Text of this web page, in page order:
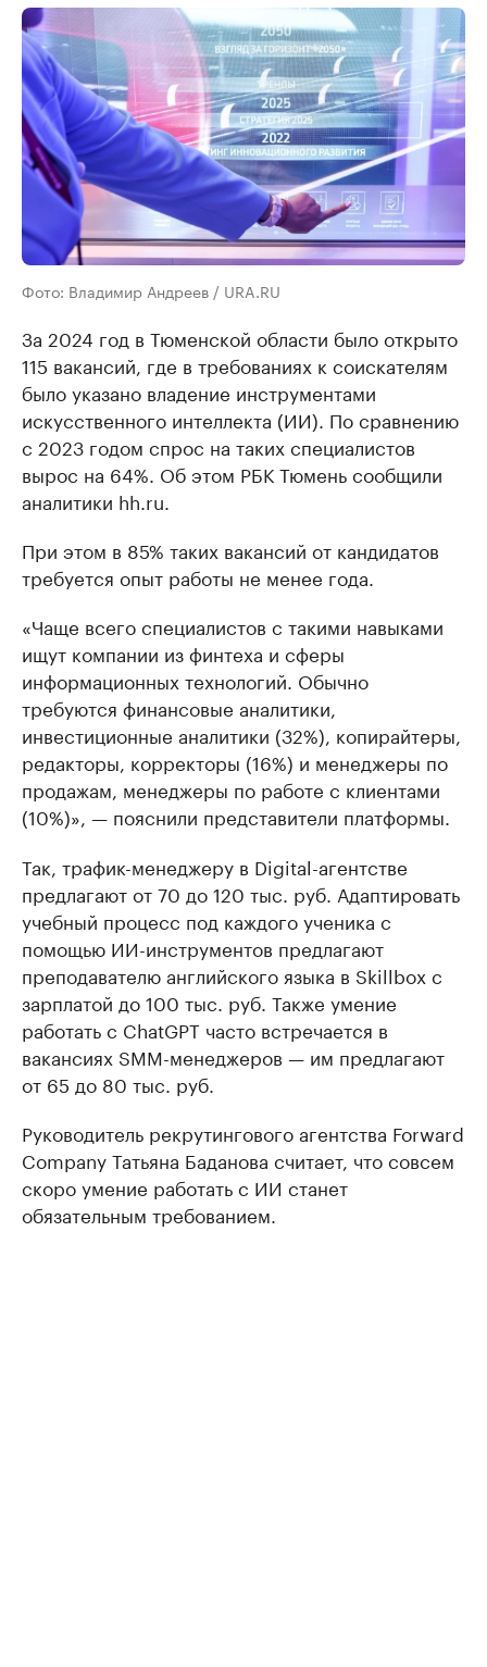
Фото: Владимир Андреев / URA.RU
За 2024 год в Тюменской области было открыто
115 вакансий, где в требованиях к соискателям
было указано владение инструментами
искусственного интеллекта (ИИ). По сравнению
с 2023 годом спрос на таких специалистов
вырос на 64%. Об этом РБК Тюмень сообщили
аналитики hh.ru.
При этом в 85% таких вакансий от кандидатов
требуется опыт работы не менее года.
«Чаще всего специалистов с такими навыками
ищут компании из финтеха и сферы
информационных технологий. Обычно
требуются финансовые аналитики,
инвестиционные аналитики (32%), копирайтеры,
редакторы, корректоры (16%) и менеджеры по
продажам, менеджеры по работе с клиентами
(10%)», — пояснили представители платформы.
Так, трафик-менеджеру в Digital-агентстве
предлагают от 70 до 120 тыс. руб. Адаптировать
учебный процесс под каждого ученика с
помощью ИИ-инструментов предлагают
преподавателю английского языка в Skillbox с
зарплатой до 100 тыс. руб. Также умение
работать с ChatGPT часто встречается в
вакансиях SMM-менеджеров — им предлагают
от 65 до 80 тыс. руб.
Руководитель рекрутингового агентства Forward
Company Татьяна Баданова считает, что совсем
скоро умение работать с ИИ станет
обязательным требованием.